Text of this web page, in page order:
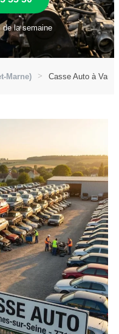
la semaine
Marne) Casse Auto à